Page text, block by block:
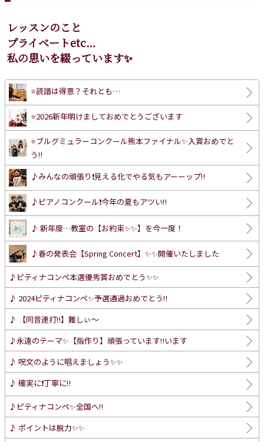
レッスンのこと
プライベートetc…
私の思いを綴っています✨
⭐️読譜は得意？それとも…
⭐️2026新年明けましておめでとうございます
⭐️ブルグミュラーコンクール熊本ファイナル✨入賞おめでと
う‼️
♪みんなの頑張り❗️見える化でやる気もアーーップ‼️
♪ピアノコンクール❗️今年の夏もアツい‼️
♪ 新年度…教室の【お約束✨✨】を今一度！
♪春の発表会【Spring Concert】✨✨開催いたしました
♪ピティナコンペ本選優秀賞おめでとう✨✨
♪ 2024ピティナコンペ✨予選通過おめでとう‼️
♪ 【同音連打‼️】難しぃ〜
♪永遠のテーマ✨【指作り】頑張っています‼️います
♪ 呪文のように唱えましょう✨✨
♪ 確実に❗️丁寧に‼️
♪ピティナコンペ✨全国へ‼️
♪ ポイントは脱力✨✨